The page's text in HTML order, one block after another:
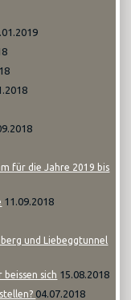
für die Jahre 2019 bis
11.09.2018
und Liebeggtunnel
sich 15.08.2018
04.07.2018